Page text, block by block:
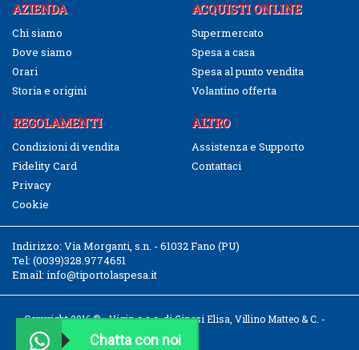
AZIENDA
Chi siamo
Dove siamo
Orari
Storia e origini
ACQUISTI ONLINE
Supermercato
Spesa a casa
Spesa al punto vendita
Volantino offerta
REGOLAMENTI
Condizioni di vendita
Fidelity Card
Privacy
Cookie
ALTRO
Assistenza e Supporto
Contattaci
Indirizzo: Via Morganti, s.n. - 61032 Fano (PU)
Tel: (0039)328.9774651
Email: info@tiportolaspesa.it
Copyright 2016 © - Vigin s.a.s. di Ginesi Elisa, Villino Matteo & C. -
CF/P.IVA 02526040411Chatta con noi